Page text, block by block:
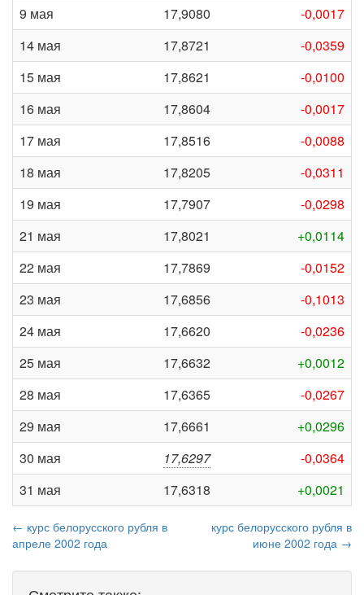
9 мая
17,9080
-0,0017
14 мая
17,8721
-0,0359
15 мая
17,8621
-0,0100
16 мая
17,8604
-0,0017
17 мая
17,8516
-0,0088
18 мая
17,8205
-0,0311
19 мая
17,7907
-0,0298
21 мая
17,8021
+0,0114
22 мая
17,7869
-0,0152
23 мая
17,6856
-0,1013
24 мая
17,6620
-0,0236
25 мая
17,6632
+0,0012
28 мая
17,6365
-0,0267
29 мая
17,6661
+0,0296
30 мая
17,6297
-0,0364
31 мая
17,6318 +0,0021
← курс белорусского рубля в
апреле 2002 года
курс белорусского рубля в
июне 2002 года →